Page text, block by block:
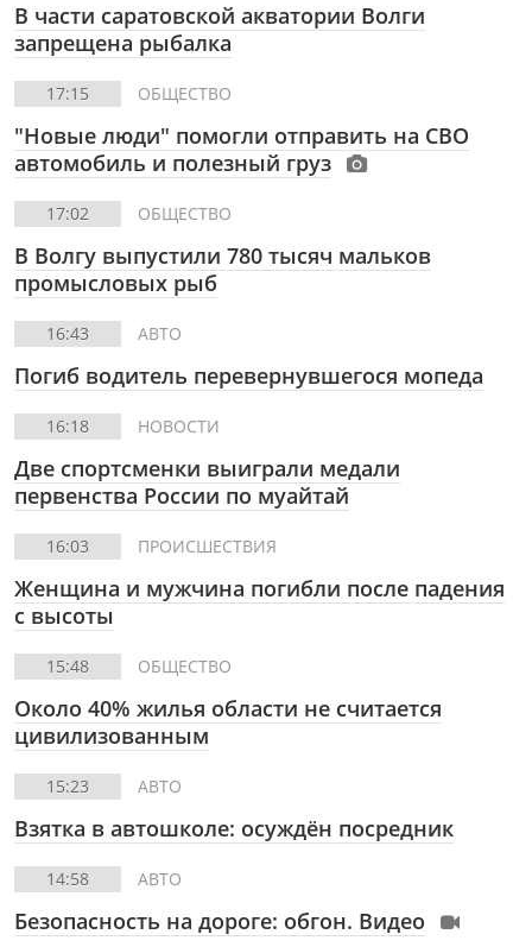
В части саратовской акватории Волги
запрещена рыбалка
17:15 ОБЩЕСТВО
"Новые люди" помогли отправить на СВО
автомобиль и полезный груз
17:02 ОБЩЕСТВО
В Волгу выпустили 780 тысяч мальков
промысловых рыб
16:43 АВТО
Погиб водитель перевернувшегося мопеда
16:18 НОВОСТИ
Две спортсменки выиграли медали
первенства России по муайтай
16:03 ПРОИСШЕСТВИЯ
Женщина и мужчина погибли после падения
с высоты
15:48 ОБЩЕСТВО
Около 40% жилья области не считается
цивилизованным
15:23 АВТО
Взятка в автошколе: осуждён посредник
14:58 АВТО
Безопасность на дороге: обгон. Видео